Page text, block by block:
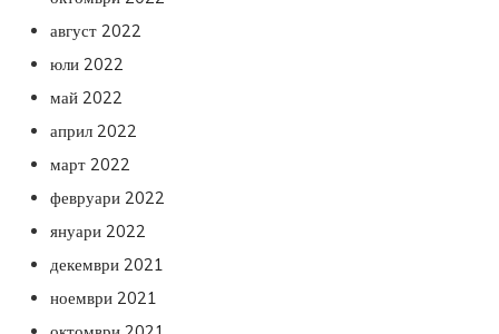
август 2022
юли 2022
май 2022
април 2022
март 2022
февруари 2022
януари 2022
декември 2021
ноември 2021